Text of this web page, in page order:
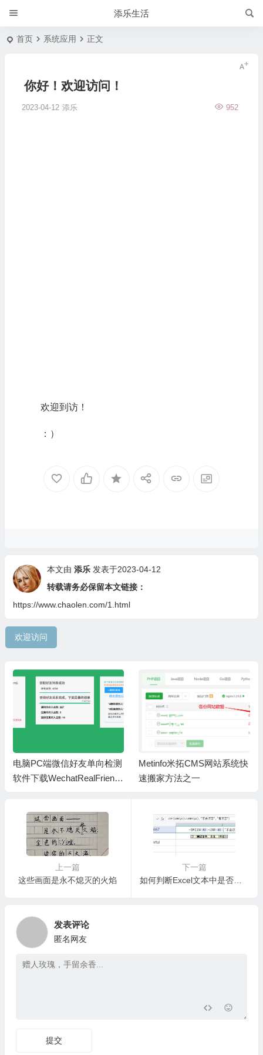
添乐生活
首页 系统应用 正文
你好！欢迎访问！
2023-04-12 添乐 952
欢迎到访！
：）
本文由 添乐 发表于2023-04-12
转载请务必保留本文链接：
https://www.chaolen.com/1.html
欢迎访问
电脑PC端微信好友单向检测
软件下载WechatRealFriends
Metinfo米拓CMS网站系统快
速搬家方法之一
上一篇
这些画面是永不熄灭的火焰
下一篇
如何判断Excel文本中是否含有中文汉字
发表评论
匿名网友
提交